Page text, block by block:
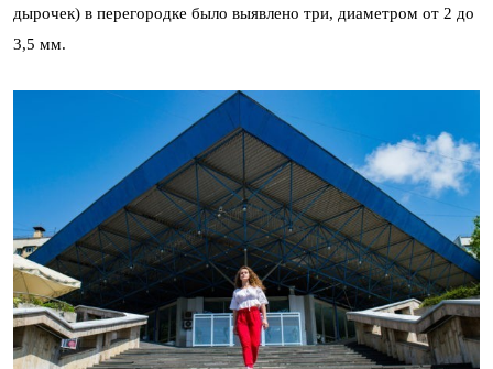
дырочек) в перегородке было выявлено три, диаметром от 2 до
3,5 мм.